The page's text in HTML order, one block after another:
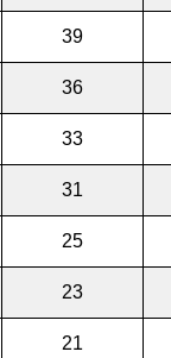
39
36
33
31
25
23
21